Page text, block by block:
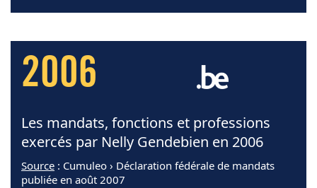
2006
Les mandats, fonctions et professions
exercés par Nelly Gendebien en 2006
Source : Cumuleo › Déclaration fédérale de mandats
publiée en août 2007